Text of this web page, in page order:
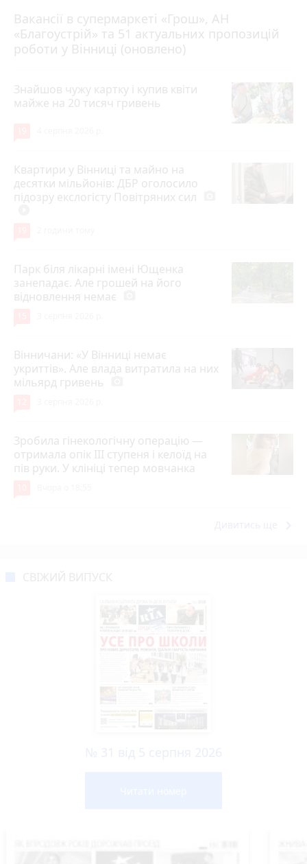
Вакансії в супермаркеті «Грош», АН
«Благоустрій» та 51 актуальних пропозицій
роботи у Вінниці (оновлено)
4 серпня 2026 р.
Знайшов чужу картку і купив квіти
майже на 20 тисяч гривень
Квартири у Вінниці та майно на
десятки мільйонів: ДБР оголосило
підозру екслогісту Повітряних сил
Парк біля лікарні імені Ющенка
занепадає. Але грошей на його
відновлення немає
Вінничани: «У Вінниці немає
укриттів». Але влада витратила на них
мільярд гривень
Зробила гінекологічну операцію —
отримала опік ІІІ ступеня і келоїд на
пів руки. У клініці тепер мовчанка